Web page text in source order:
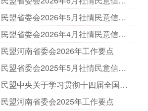
民盟省委会2026年5月社情民意信息情况通报
民盟省委会2026年4月社情民意信息情况通报
民盟河南省委会2026年工作要点
民盟省委会2025年5月社情民意信息情况通报
民盟中央关于学习贯彻十四届全国人大三次会议和全国政协十四届三次会议精神的决定
民盟河南省委会2025年工作要点